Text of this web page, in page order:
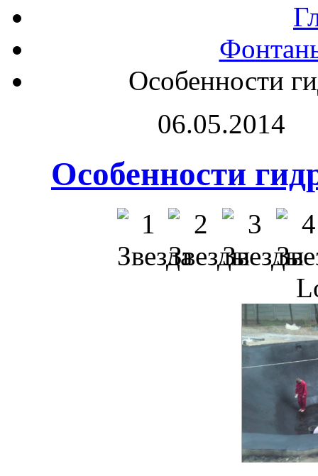
Особенности
06.05.2014
Особенности